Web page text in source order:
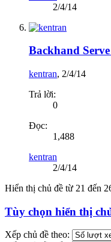
2/4/14
Backhand
kentran, 2/4/14
Trả lời:
0
Đọc:
1,488
kentran
2/4/14
Hiển thị chủ đề từ 21 đến
Tùy chọn hiển thị
Xếp chủ đề theo: